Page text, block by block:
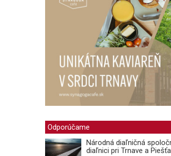
Odporúčame
Národná diaľničná
diaľnici pri Trnave a